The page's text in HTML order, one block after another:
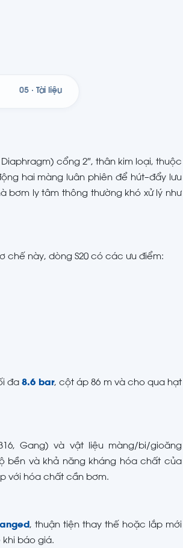
05 · Tài liệu
cổng 2″, thân kim loại, thuộc
hai màng luân phiên để hút–đẩy lưu
ly tâm thông thường khó xử lý như
chế này, dòng S20 có các ưu điểm:
đa8.6 bar, cột áp 86 m và cho qua hạt
Gang) và vật liệu màng/bi/gioăng
bền và khả năng kháng hóa chất của
với hóa chất cần bơm.
, thuận tiện thay thế hoặc lắp mới
khi báo giá.